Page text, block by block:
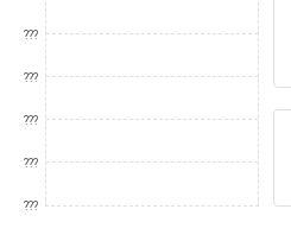
???
???
???
???
???